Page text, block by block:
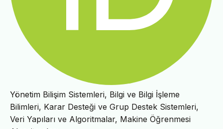
Yönetim Bilişim Sistemleri, Bilgi ve Bilgi İşleme
Bilimleri, Karar Desteği ve Grup Destek Sistemleri,
Veri Yapıları ve Algoritmalar, Makine Öğrenmesi